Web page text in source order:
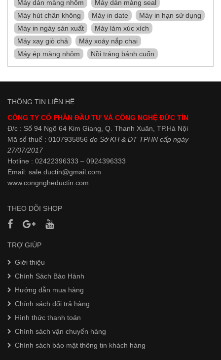
Máy dán màng nhôm
Máy dán màng seal
Máy hút chân không
Máy in date
Máy in hạn sử dụng
Máy in ngày sản xuất
Máy làm xúc xích
Máy xay giò chả
Máy xoáy nắp chai
Máy ép màng nhôm
Nồi tráng bánh cuốn
THÔNG TIN LIÊN HỆ
CÔNG TY CỔ PHẦN ĐẦU TƯ VÀ CÔNG NGHỆ ĐỨC TÍN
Đ/c : Số 94 Ngõ 64 Kim Giang, Q. Thanh Xuân, TP.Hà Nội
Mã số thuế : 0107935856 do Sở KH & ĐT TPHN cấp ngày
27/07/2017
Hotline : 02422396333 – 0924396333
Email: sale.ductin@gmail.com
www.congngheductin.com
THEO DÕI SHOP
TRỢ GIÚP
Giới thiệu
Chính Sách Bảo Hành
Hướng dẫn mua hàng
Chính sách đổi trả hàng
Hình thức thanh toán
Chính sách vận chuyển hàng
Chính sách bảo mật thông tin khách hàng